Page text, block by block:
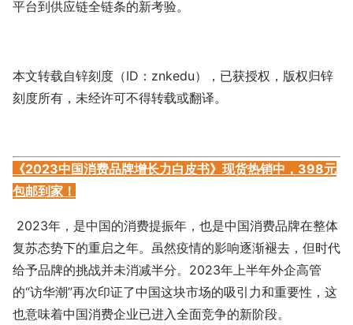
平台到供应链全链条的新考验。
本文转载自锌刻度（ID：znkedu），已获授权，版权归锌
刻度所有，未经许可不得转载或翻译。
《2023中国消费品牌增长力白皮书》现货热销中，398元
包邮到家！
2023年，是中国的消费提振年，也是中国消费品牌在整体
复苏态势下的重启之年。虽然疫情的影响逐渐褪去，但时代
给予品牌的挑战并未消减半分。2023年上半年外企高管
的“访华潮”再次印证了中国这块市场的吸引力和重要性，这
也意味着中国消费企业已进入全面竞争的新阶段。